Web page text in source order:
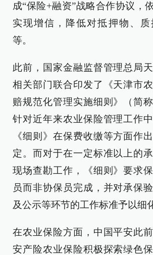
成“保险+融资”战略合作协议，
实现增信，降低对抵押物、
等。
此前，国家金融监督管理总局
相关部门联合印发了《天津市
赔规范化管理实施细则》（简称
针对近年来农业保险管理工作
《细则》在保费收缴等方面作
定。而对于在一定标准以上的
现场查勘工作，《细则》要求
员而非协保员完成，并对承保
及公示等环节的工作标准予以细
在农业保险方面，中国平安此
安产险农业保险积极探索绿色